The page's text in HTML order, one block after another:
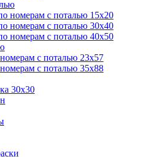
номерам с поталью 15х20
номерам с поталью 30х40
номерам с поталью 40х50
с поталью 23х57
с поталью 35х88
30х30